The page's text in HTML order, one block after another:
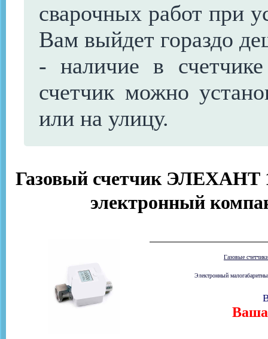
сварочных работ при
Вам выйдет гораздо
- наличие в
счетчик можно
или на улицу.
Газовый счетчик ЭЛЕХАНТ
электронный
Газовые
Электронный
Ваша